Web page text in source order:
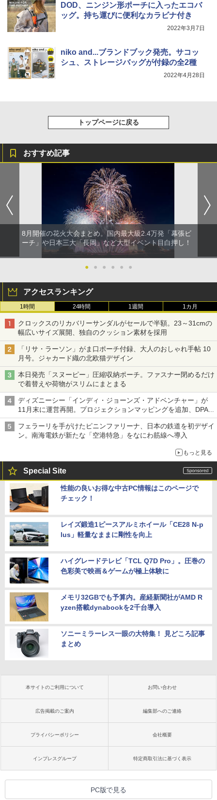
DOD、ニンジン形ポーチに入ったエコバ
ッグ。持ち運びに便利なカラビナ付き
2022年3月7日
niko and...ブランドブック発売。サコッ
シュ、ストレージバッグが付録の全2種
2022年4月28日
トップページに戻る
おすすめ記事
8月開催の花火大会まとめ。国内最大級2.4万発「幕張ビ
ーチ」や日本三大「長岡」など大型イベント目白押し！
● ● ● ● ● ●
アクセスランキング
1時間 24時間 1週間 1カ月
クロックスのリカバリーサンダルがセールで半額。23～31cmの
幅広いサイズ展開、独自のクッション素材を採用
「リサ・ラーソン」がま口ポーチ付録、大人のおしゃれ手帖 10
月号。ジャカード織の北欧猫デザイン
本日発売「スヌーピー」圧縮収納ポーチ。ファスナー閉めるだけ
で着替えや荷物がスリムにまとまる
ディズニーシー「インディ・ジョーンズ・アドベンチャー」が
11月末に運営再開。プロジェクションマッピングを追加、DPA
は1500円
フェラーリを手がけたピニンファリーナ、日本の鉄道を初デザイ
ン。南海電鉄が新たな「空港特急」をなにわ筋線へ導入
もっと見る
Special Site
性能の良いお得な中古PC情報はこのページで
チェック！
レイズ鍛造1ピースアルミホイール「CE28 N-p
lus」軽量なままに剛性を向上
ハイグレードテレビ「TCL Q7D Pro」。圧巻の
色彩美で映画＆ゲームが極上体験に
メモリ32GBでも予算内。産経新聞社がAMD R
yzen搭載dynabookを2千台導入
ソニーミラーレス一眼の大特集！ 見どころ記事
まとめ
本サイトのご利用について お問い合わせ
広告掲載のご案内 編集部へのご連絡
プライバシーポリシー 会社概要
インプレスグループ 特定商取引法に基づく表示
PC版で見る